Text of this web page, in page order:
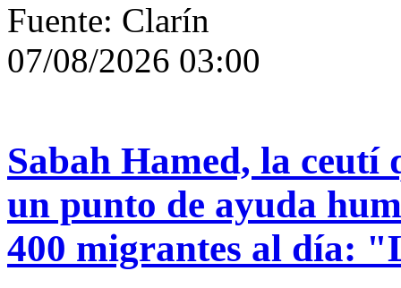
Fuente: Clarín
07/08/2026 03:00
Sabah Hamed, la ceutí
un punto de ayuda
400 migrantes al día: